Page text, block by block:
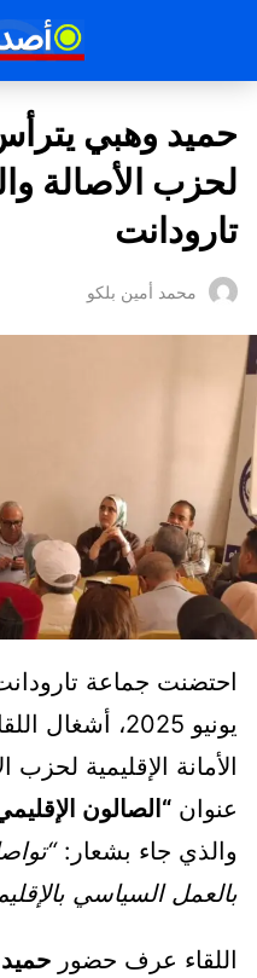
حميد وهبي
لحزب الأصالة
تارودانت
محمد أمين بلكو
يونيو 2025،
الأمانة الإقليمية
عنوان “الصالون
والذي جاء بشعار:
بالعمل السياسي
اللقاء عرف حضور